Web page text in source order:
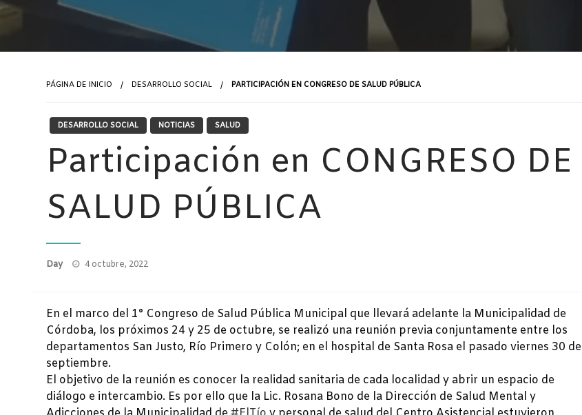
PÁGINA DE INICIO DESARROLLO SOCIAL PARTICIPACIÓN EN CONGRESO DE SALUD PÚBLICA
DESARROLLO SOCIAL NOTICIAS SALUD
Participación en CONGRESO DE
SALUD PÚBLICA
Day
Publicado
4 octubre, 2022
En el marco del 1° Congreso de Salud Pública Municipal que llevará adelante la Municipalidad de
Córdoba, los próximos 24 y 25 de octubre, se realizó una reunión previa conjuntamente entre los
departamentos San Justo, Río Primero y Colón; en el hospital de Santa Rosa el pasado viernes 30 de
septiembre.
El objetivo de la reunión es conocer la realidad sanitaria de cada localidad y abrir un espacio de
diálogo e intercambio. Es por ello que la Lic. Rosana Bono de la Dirección de Salud Mental y